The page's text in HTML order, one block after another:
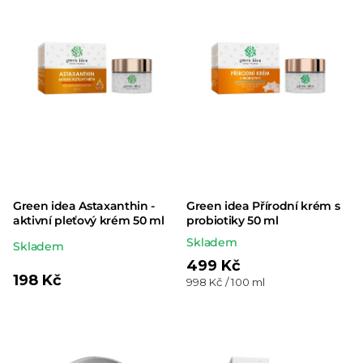
Green idea Astaxanthin -
aktivní pleťový krém 50 ml
Průměrné
produktu
Skladem
198 Kč
Green idea Přírodní krém s
probiotiky 50 ml
Skladem
499 Kč
Měrná
998 Kč / 100 ml